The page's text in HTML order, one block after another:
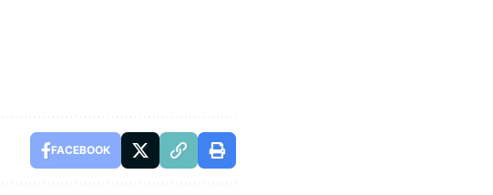
FACEBOOK